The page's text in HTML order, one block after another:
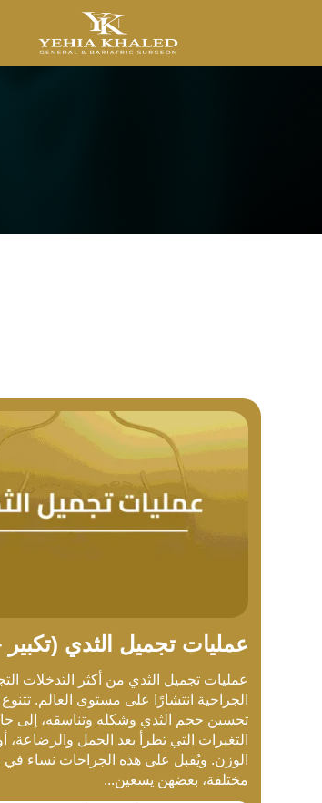
عمليات تجميل الثدي
عمليات تجميل الثدي من أكثر التدخلات
الجراحية انتشارًا على مستوى العالم. تتنوع
تحسين حجم الثدي وشكله وتناسقه، إلى
التغيرات التي تطرأ بعد الحمل والرضاعة،
الوزن. ويُقبل على هذه الجراحات نساء في
مختلفة، بعضهن يسعين...